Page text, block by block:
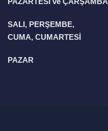
SALI, PERŞEMBE,
CUMA, CUMARTESİ
PAZAR